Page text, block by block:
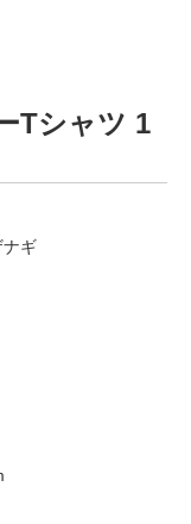
Tシャツ 1
ナギ